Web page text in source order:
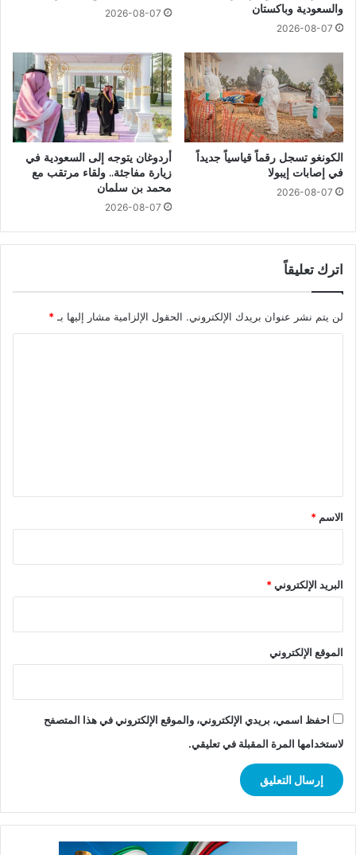
والسعودية وباكستان
2026-08-07
2026-08-07
الكونغو تسجل رقماً قياسياً جديداً
في إصابات إيبولا
2026-08-07
أردوغان يتوجه إلى السعودية في
زيارة مفاجئة.. ولقاء مرتقب مع
محمد بن سلمان
2026-08-07
اترك تعليقاً
لن يتم نشر عنوان بريدك الإلكتروني. الحقول الإلزامية مشار إليها بـ *
*
الاسم *
البريد الإلكتروني*
الموقع الإلكتروني
احفظ اسمي، بريدي الإلكتروني، والموقع الإلكتروني في هذا المتصفح
لاستخدامها المرة المقبلة في تعليقي.